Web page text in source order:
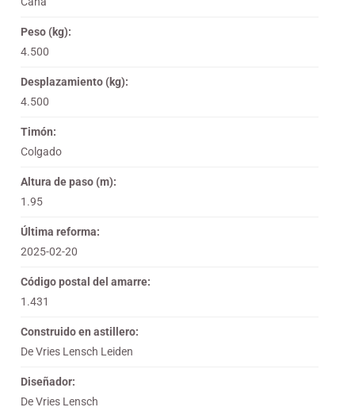
Peso (kg):
4.500
Desplazamiento (kg):
4.500
Timón:
Colgado
Altura de paso (m):
1.95
Última reforma:
2025-02-20
Código postal del amarre:
1.431
Construido en astillero:
De Vries Lensch Leiden
Diseñador:
De Vries Lensch